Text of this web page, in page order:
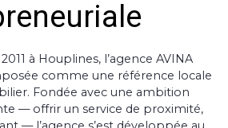
à Houplines, l’agence AVINA
comme une référence locale
Fondée avec une ambition
— offrir un service de proximité,